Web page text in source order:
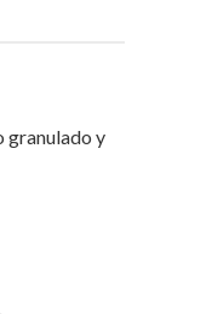
granulado y